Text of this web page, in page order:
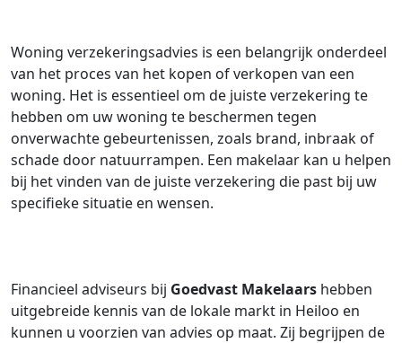
Woning verzekeringsadvies is een belangrijk onderdeel
van het proces van het kopen of verkopen van een
woning. Het is essentieel om de juiste verzekering te
hebben om uw woning te beschermen tegen
onverwachte gebeurtenissen, zoals brand, inbraak of
schade door natuurrampen. Een makelaar kan u helpen
bij het vinden van de juiste verzekering die past bij uw
specifieke situatie en wensen.
Financieel adviseurs bij Goedvast Makelaars hebben
uitgebreide kennis van de lokale markt in Heiloo en
kunnen u voorzien van advies op maat. Zij begrijpen de